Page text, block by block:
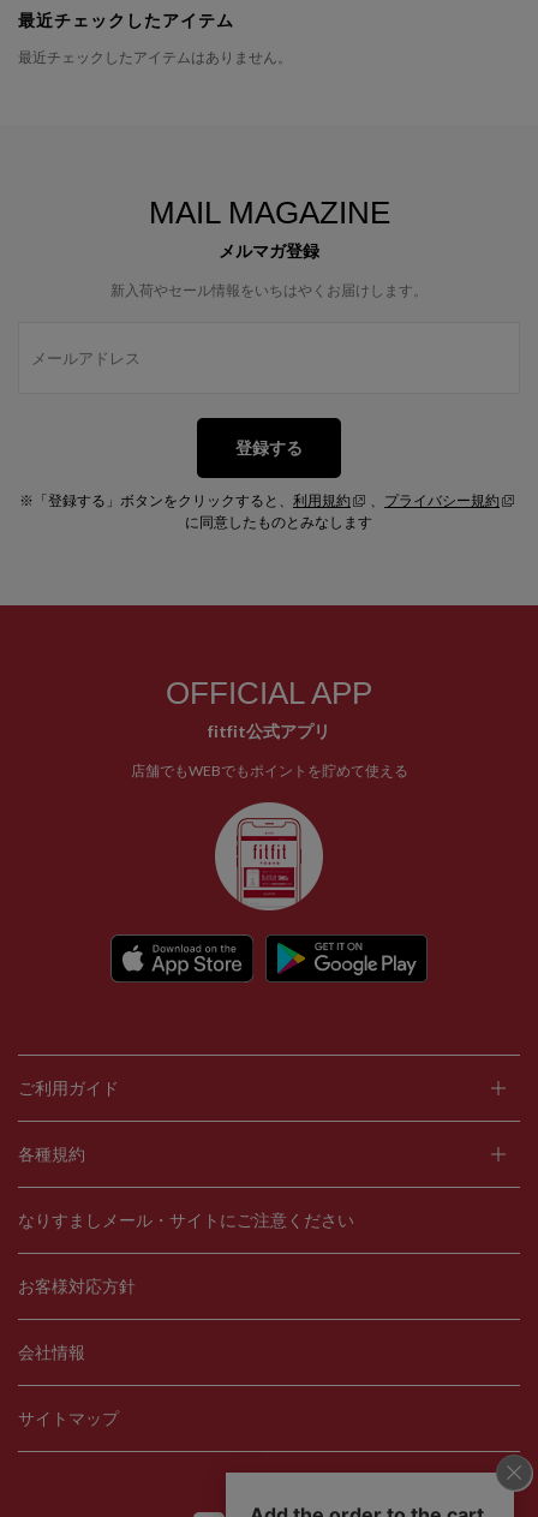
最近チェックしたアイテム
最近チェックしたアイテムはありません。
MAIL MAGAZINE
メルマガ登録
新入荷やセール情報をいちはやくお届けします。
登録する
※「登録する」ボタンをクリックすると、 利用規約 、 プライバシー規約
に同意したものとみなします
OFFICIAL APP
fitfit公式アプリ
店舗でもWEBでもポイントを貯めて使える
ご利用ガイド
各種規約
なりすましメール・サイトにご注意ください
お客様対応方針
会社情報
サイトマップ